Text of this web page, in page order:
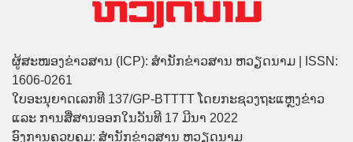
ຜູ້ສະໜອງຂ່າວສານ (ICP): ສຳນັກຂ່າວສານ ຫວຽດນາມ | ISSN:
1606-0261
ໃບອະນຸຍາດເລກທີ 137/GP-BTTTT ໂດຍກະຊວງຖະແຫຼງຂ່າວ
ແລະ ການສື່ສານອອກໃນວັນທີ 17 ມີນາ 2022
ອົງການຄວບຄຸມ: ສຳນັກຂ່າວສານ ຫວຽດນາມ